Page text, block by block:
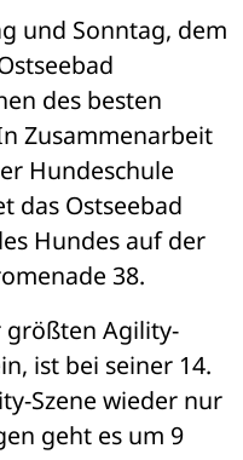
und Sonntag, dem
des besten
Zusammenarbeit
Hundeschule
das Ostseebad
Hundes auf der
38.
größten Agility-
ist bei seiner 14.
Szene wieder nur
geht es um 9